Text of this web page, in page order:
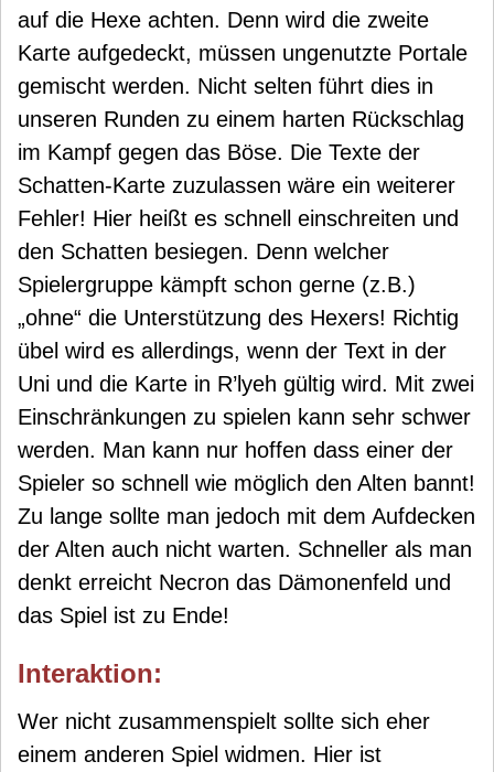
auf die Hexe achten. Denn wird die zweite
Karte aufgedeckt, müssen ungenutzte Portale
gemischt werden. Nicht selten führt dies in
unseren Runden zu einem harten Rückschlag
im Kampf gegen das Böse. Die Texte der
Schatten-Karte zuzulassen wäre ein weiterer
Fehler! Hier heißt es schnell einschreiten und
den Schatten besiegen. Denn welcher
Spielergruppe kämpft schon gerne (z.B.)
„ohne“ die Unterstützung des Hexers! Richtig
übel wird es allerdings, wenn der Text in der
Uni und die Karte in R’lyeh gültig wird. Mit zwei
Einschränkungen zu spielen kann sehr schwer
werden. Man kann nur hoffen dass einer der
Spieler so schnell wie möglich den Alten bannt!
Zu lange sollte man jedoch mit dem Aufdecken
der Alten auch nicht warten. Schneller als man
denkt erreicht Necron das Dämonenfeld und
das Spiel ist zu Ende!
Interaktion:
Wer nicht zusammenspielt sollte sich eher
einem anderen Spiel widmen. Hier ist